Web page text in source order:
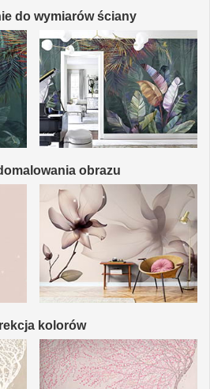
do wymiarów ściany
obrazu
kolorów